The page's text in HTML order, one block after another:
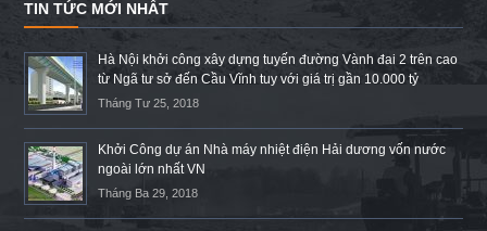
TIN TỨC MỚI NHẤT
Hà Nội khởi công xây dựng tuyến đường Vành đai 2 trên cao
từ Ngã tư sở đến Cầu Vĩnh tuy với giá trị gần 10.000 tỷ
Tháng Tư 25, 2018
Khởi Công dự án Nhà máy nhiệt điện Hải dương vốn nước
ngoài lớn nhất VN
Tháng Ba 29, 2018